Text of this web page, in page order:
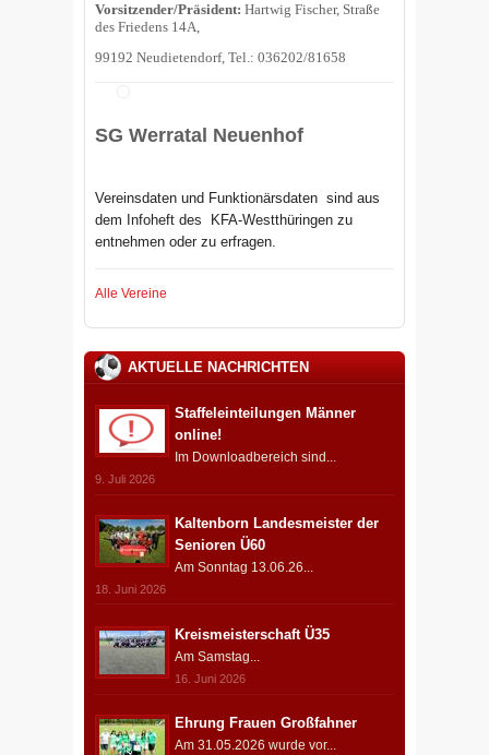
Vorsitzender/Präsident: Hartwig Fischer, Straße
des Friedens 14A,
99192 Neudietendorf, Tel.: 036202/81658
SG Werratal Neuenhof
Vereinsdaten und Funktionärsdaten sind aus
dem Infoheft des
KFA-Westthüringen zu
entnehmen oder zu erfragen.
Alle Vereine
AKTUELLE NACHRICHTEN
Staffeleinteilungen Männer
online!
Im Downloadbereich sind...
9. Juli 2026
Kaltenborn Landesmeister der
Senioren Ü60
Am Sonntag 13.06.26...
18. Juni 2026
Kreismeisterschaft Ü35
Am Samstag...
16. Juni 2026
Ehrung Frauen Großfahner
Am 31.05.2026 wurde vor...